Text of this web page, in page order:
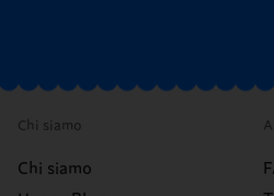
Chi siamo
Chi siamo